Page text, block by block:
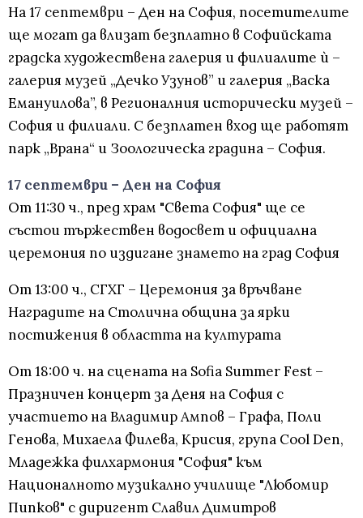
На 17 септември – Ден на София, посетителите
ще могат да влизат безплатно в Софийската
градска художествена галерия и филиалите ѝ –
галерия музей „Дечко Узунов” и галерия „Васка
Емануилова”, в Регионалния исторически музей –
София и филиали. С безплатен вход ще работят
парк „Врана“ и Зоологическа градина – София.
17 септември – Ден на София
От 11:30 ч., пред храм "Света София" ще се
състои тържествен водосвет и официална
церемония по издигане знамето на град София
От 13:00 ч., СГХГ – Церемония за връчване
Наградите на Столична община за ярки
постижения в областта на културата
От 18:00 ч. на сцената на Sofia Summer Fest –
Празничен концерт за Деня на София с
участието на Владимир Ампов – Графа, Поли
Генова, Михаела Филева, Крисия, група Cool Den,
Младежка филхармония "София" към
Националното музикално училище "Любомир
Пипков" с диригент Славил Димитров